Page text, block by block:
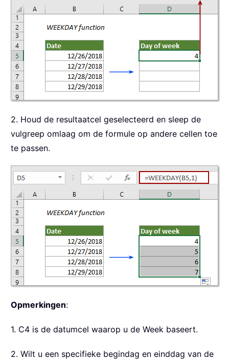
2. Houd de resultaatcel geselecteerd en sleep de
vulgreep omlaag om de formule op andere cellen toe
te passen.
Opmerkingen:
1. C4 is de datumcel waarop u de Week baseert.
2. Wilt u een specifieke begindag en einddag van de